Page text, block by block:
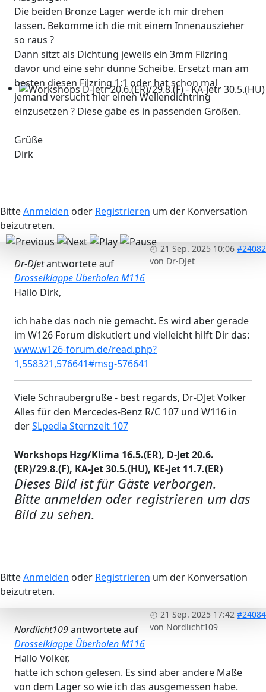
Workshops D-Jetr 20.6.(ER)/29.8.(F) - KA-Jetr 30.5.(HU) -
Die beiden Bronze Lager werde ich mir drehen
lassen. Bekomme ich die mit einem Innenauszieher
so raus ?
Dann sitzt als Dichtung jeweils ein 3mm Filzring
davor und eine sehr dünne Scheibe. Ersetzt man am
besten diesen Filzring 1:1 oder hat schon mal
jemand versucht hier einen Wellendichtring
einzusetzen ? Diese gäbe es in passenden Größen.
Grüße
Dirk
BitteAnmelden oder Registrieren um der Konversation
beizutreten.
21 Sep. 2025 10:06 #24082
von Dr-DJet
Dr-DJetantwortete auf
Drosselklappe Überholen M116
Hallo Dirk,
ich habe das noch nie gemacht. Es wird aber gerade
im W126 Forum diskutiert und vielleicht hilft Dir das:
www.w126-forum.de/read.php?
1,558321,576641#msg-576641
Viele Schraubergrüße - best regards, Dr-DJet Volker
Alles für den Mercedes-Benz R/C 107 und W116 in
derSLpedia Sternzeit 107
Workshops Hzg/Klima 16.5.(ER), D-Jet 20.6.
(ER)/29.8.(F), KA-Jet 30.5.(HU), KE-Jet 11.7.(ER)
Dieses Bild ist für Gäste verborgen.
Bitte anmelden oder registrieren um das
Bild zu sehen.
BitteAnmelden oder Registrieren um der Konversation
beizutreten.
21 Sep. 2025 17:42 #24084
von Nordlicht109
Nordlicht109antwortete auf
Drosselklappe Überholen M116
Hallo Volker,
hatte ich schon gelesen. Es sind aber andere Maße
von dem Lager so wie ich das ausgemessen habe.